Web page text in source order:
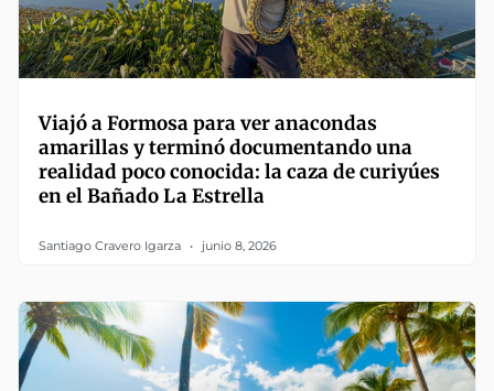
Viajó a Formosa para ver anacondas
amarillas y terminó documentando una
realidad poco conocida: la caza de curiyúes
en el Bañado La Estrella
Santiago Cravero Igarza junio 8, 2026